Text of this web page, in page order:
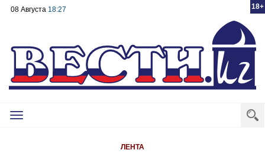
18+
08 Августа 18:27
Toggle
ЛЕНТА